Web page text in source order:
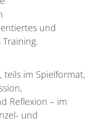
und
teils im Spielformat,
Reflexion – im
und